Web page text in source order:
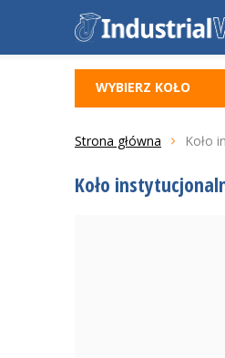
WYBIERZ KOŁO
Strona główna Koło
Koło